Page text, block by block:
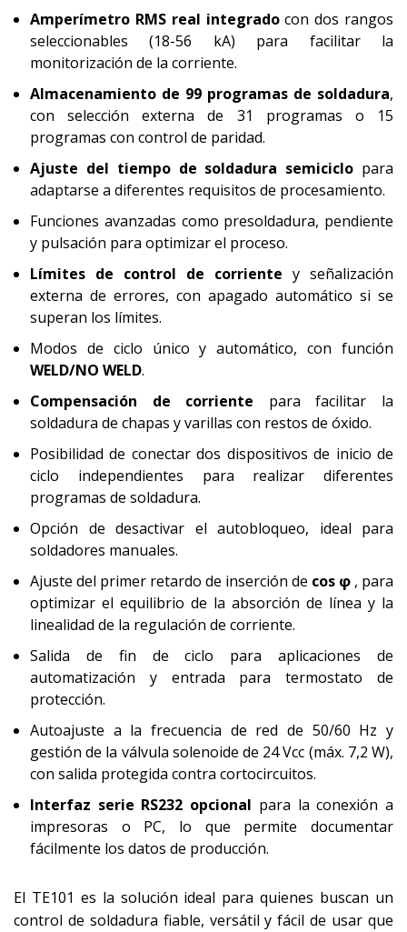
Amperímetro RMS real integradocon dos rangos
seleccionables (18-56 kA) para facilitar la
monitorización de la corriente.
Almacenamiento de 99 programas de soldadura,
con selección externa de 31 programas o 15
programas con control de paridad.
Ajuste del tiempo de soldadura semiciclo para
adaptarse a diferentes requisitos de procesamiento.
Funciones avanzadas como presoldadura, pendiente
y pulsación para optimizar el proceso.
Límites de control de corriente y señalización
externa de errores, con apagado automático si se
superan los límites.
Modos de ciclo único y automático, con función
WELD/NO WELD.
Compensación de corriente para facilitar la
soldadura de chapas y varillas con restos de óxido.
Posibilidad de conectar dos dispositivos de inicio de
ciclo independientes para realizar diferentes
programas de soldadura.
Opción de desactivar el autobloqueo, ideal para
soldadores manuales.
Ajuste del primer retardo de inserción de cos φ , para
optimizar el equilibrio de la absorción de línea y la
linealidad de la regulación de corriente.
Salida de fin de ciclo para aplicaciones de
automatización y entrada para termostato de
protección.
Autoajuste a la frecuencia de red de 50/60 Hz y
gestión de la válvula solenoide de 24 Vcc (máx. 7,2 W),
con salida protegida contra cortocircuitos.
Interfaz serie RS232 opcional para la conexión a
impresoras o PC, lo que permite documentar
fácilmente los datos de producción.
El TE101 es la solución ideal para quienes buscan un
control de soldadura fiable, versátil y fácil de usar que